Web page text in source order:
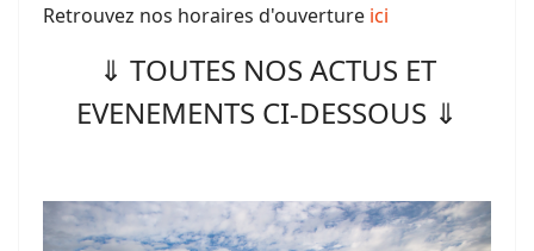
Retrouvez nos horaires d'ouverture ici
⇓ TOUTES NOS ACTUS ET
EVENEMENTS CI-DESSOUS ⇓